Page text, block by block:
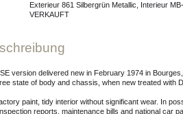
Exterieur 861 Silbergrün Metallic, Interieur
VERKAUFT
version delivered new in February 1974 in
state of body and chassis, when new treated with
paint, tidy interior without significant wear. In
reports, maintenance bills and national car